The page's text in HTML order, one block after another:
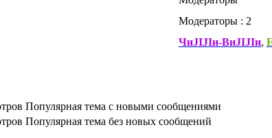
Модераторы : 2
ЧиJIJIи-ВиJIJIи,
Популярная тема с новыми сообщениями
Популярная тема без новых сообщений